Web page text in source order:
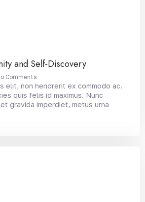
and Self-Discovery
Comments
elit, non hendrerit ex commodo ac.
quis felis id maximus. Nunc
gravida imperdiet, metus urna